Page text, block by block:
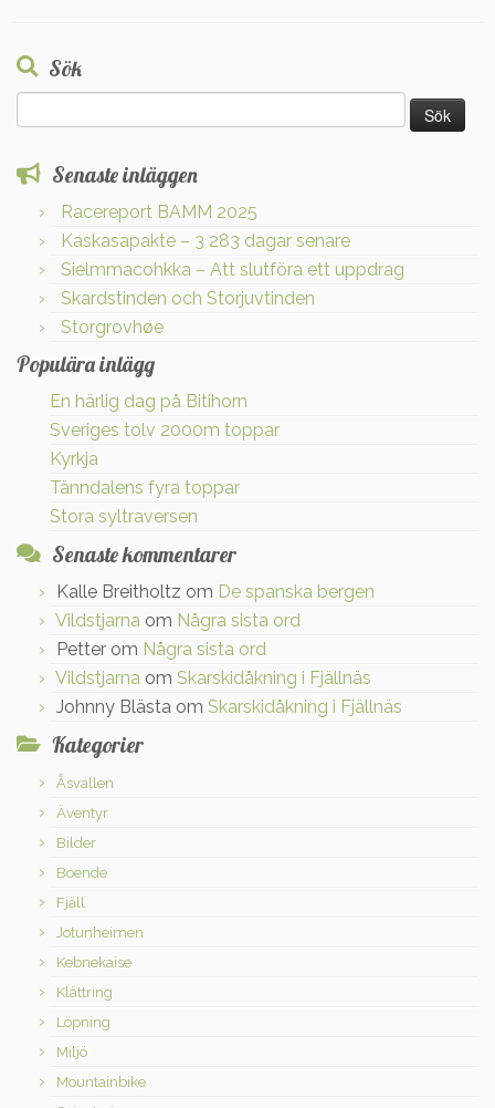
Sök
efter:
Senaste inläggen
Racereport BAMM 2025
Kaskasapakte – 3 283 dagar senare
Sielmmacohkka – Att slutföra ett uppdrag
Skardstinden och Storjuvtinden
Storgrovhøe
Populära inlägg
En härlig dag på Bitihorn
Sveriges tolv 2000m toppar
Kyrkja
Tänndalens fyra toppar
Stora syltraversen
Senaste kommentarer
Kalle Breitholtz om De spanska bergen
Vildstjarna om Några sista ord
Petter om Några sista ord
Vildstjarna om Skarskidåkning i Fjällnäs
Johnny Blästa om Skarskidåkning i Fjällnäs
Kategorier
Åsvallen
Äventyr
Bilder
Boende
Fjäll
Jotunheimen
Kebnekaise
Klättring
Löpning
Miljö
Mountainbike